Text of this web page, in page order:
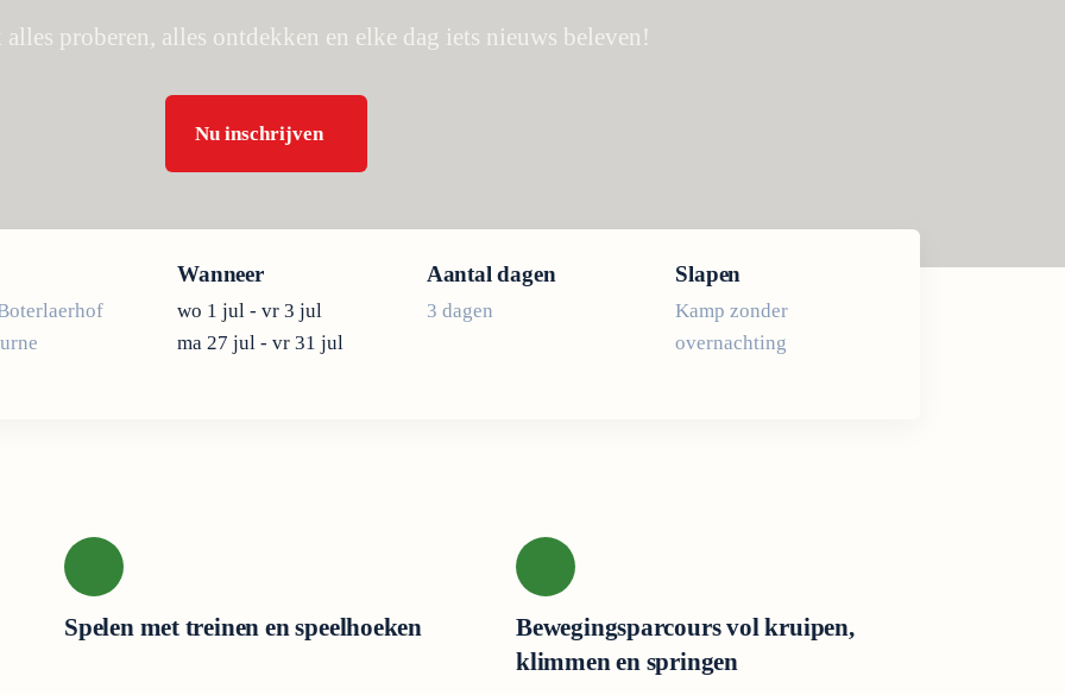
proberen, alles ontdekken en elke dag iets nieuws beleven!
Nu inschrijven
Wanneer
wo 1 jul - vr 3 jul
ma 27 jul - vr 31 jul
Aantal dagen
3 dagen
Slapen
Kamp zonder
overnachting
Spelen met treinen en speelhoeken
Bewegingsparcours vol kruipen,
klimmen en springen